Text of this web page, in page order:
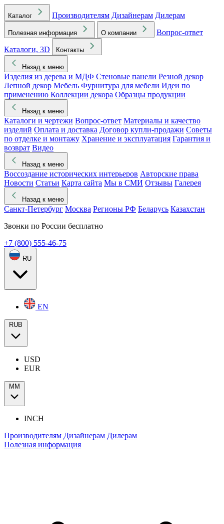
Каталог Производителям Дизайнерам Дилерам
Полезная информация О компании
Вопрос-ответ
Каталоги, 3D
Контакты
Назад к меню
Изделия из дерева и МДФ Стеновые панели Резной декор
Лепной декор Мебель Фурнитура для мебели Идеи по
применению Коллекции декора Образцы продукции
Назад к меню
Каталоги и чертежи Вопрос-ответ Материалы и качество
изделий Оплата и доставка Договор купли-продажи Советы
по отделке и монтажу Хранение и эксплуатация Гарантия и
возврат Видео
Назад к меню
Воссоздание исторических интерьеров Авторские права
Новости Статьи Карта сайта Мы в СМИ Отзывы Галерея
Назад к меню
Санкт-Петербург Москва Регионы РФ Беларусь Казахстан
Звонки по России бесплатно
+7 (800) 555-46-75
RU
EN
RUB
USD
EUR
ММ
INCH
Производителям Дизайнерам Дилерам
Полезная информация